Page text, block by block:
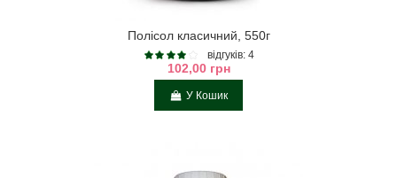
Полісол класичний, 550г
відгуків: 4
102,00 грн
У Кошик